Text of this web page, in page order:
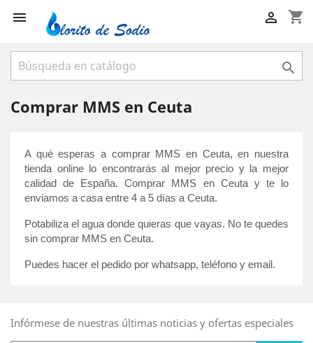
 shopping_cart


Comprar MMS en Ceuta
A qué esperas a comprar MMS en Ceuta, en nuestra
tienda online lo encontrarás al mejor precio y la mejor
calidad de España. Comprar MMS en Ceuta y te lo
enviamos a casa entre 4 a 5 días a Ceuta.
Potabiliza el agua donde quieras que vayas. No te quedes
sin comprar MMS en Ceuta.
Puedes hacer el pedido por whatsapp, teléfono y email.
Infórmese de nuestras últimas noticias y ofertas especiales